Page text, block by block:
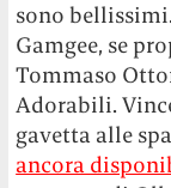
sono
Gamgee, se
Tommaso
Adorabili.
gavetta alle
ancora